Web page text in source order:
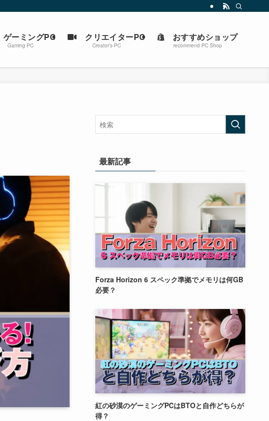
ゲーミングPC
Gaming PC
クリエイターPC
Creator’s PC
おすすめショップ
recommend PC Shop
最新記事
Forza Horizon 6 スペック準拠でメモリは何GB
必要？
紅の砂漠のゲーミングPCはBTOと自作どちらが
得？